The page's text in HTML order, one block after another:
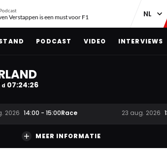
Verstappen is een must voor F1
PODCAST VIDEO INTERVIEWS
d 07:24:25
2026 14:00 - 15:00Race 23 aug. 2026
MEER INFORMATIE